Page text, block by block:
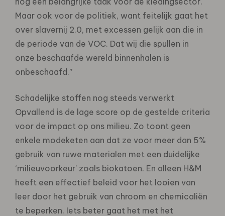
Maar ook voor de politiek, want feitelijk gaat het
over slavernij 2.0, met excessen gelijk aan die in
de periode van de VOC. Dat wij die spullen in
onze beschaafde wereld binnenhalen is
onbeschaafd.”
Schadelijke stoffen nog steeds verwerkt
Opvallend is de lage score op de gestelde criteria
voor de impact op ons milieu. Zo toont geen
enkele modeketen aan dat ze voor meer dan 5%
gebruik van ruwe materialen met een duidelijke
‘milieuvoorkeur’ zoals biokatoen. En alleen H&M
heeft een effectief beleid voor het looien van
leer door het gebruik van chroom en chemicaliën
te beperken. Iets beter gaat het met het